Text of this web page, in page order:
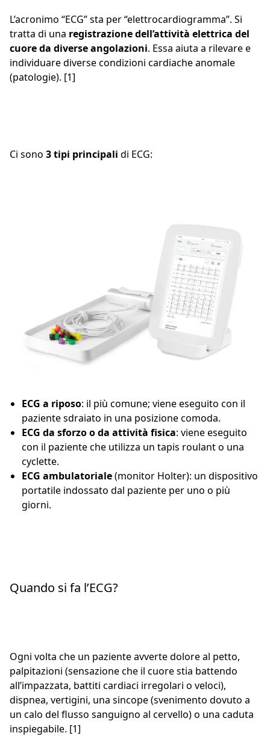
L’acronimo “ECG” sta per “elettrocardiogramma”. Si
tratta di una registrazione dell’attività elettrica del
cuore da diverse angolazioni. Essa aiuta a rilevare e
individuare diverse condizioni cardiache anomale
(patologie). [1]
Ci sono 3 tipi principali di ECG:
ECG a riposo: il più comune; viene eseguito con il
paziente sdraiato in una posizione comoda.
ECG da sforzo o da attività fisica: viene eseguito
con il paziente che utilizza un tapis roulant o una
cyclette.
ECG ambulatoriale(monitor Holter): un dispositivo
portatile indossato dal paziente per uno o più
giorni.
Quando si fa l’ECG?
Ogni volta che un paziente avverte dolore al petto,
palpitazioni (sensazione che il cuore stia battendo
all’impazzata, battiti cardiaci irregolari o veloci),
dispnea, vertigini, una sincope (svenimento dovuto a
un calo del flusso sanguigno al cervello) o una caduta
inspiegabile. [1]